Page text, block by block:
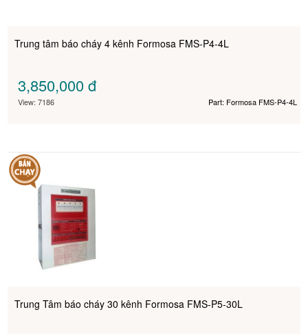
Trung tâm báo cháy 4 kênh Formosa FMS-P4-4L
3,850,000đ
View: 7186 Part: Formosa FMS-P4-4L
Trung Tâm báo cháy 30 kênh Formosa FMS-P5-30L